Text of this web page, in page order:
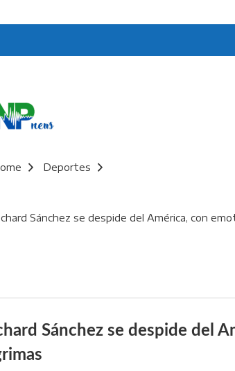
Deportes
Sánchez se despide del